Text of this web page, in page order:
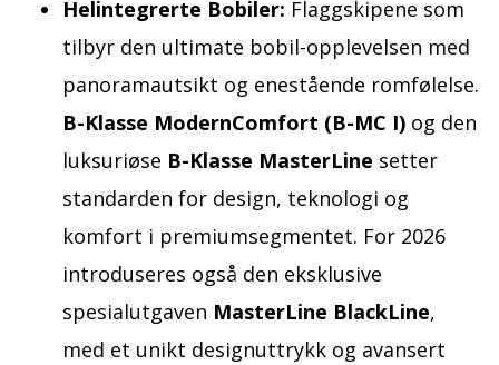
Helintegrerte Bobiler: Flaggskipene som
tilbyr den ultimate bobil-opplevelsen med
panoramautsikt og enestående romfølelse.
B-Klasse ModernComfort (B-MC I) og den
luksuriøse B-Klasse MasterLine setter
standarden for design, teknologi og
komfort i premiumsegmentet. For 2026
introduseres også den eksklusive
spesialutgaven MasterLine BlackLine,
med et unikt designuttrykk og avansert